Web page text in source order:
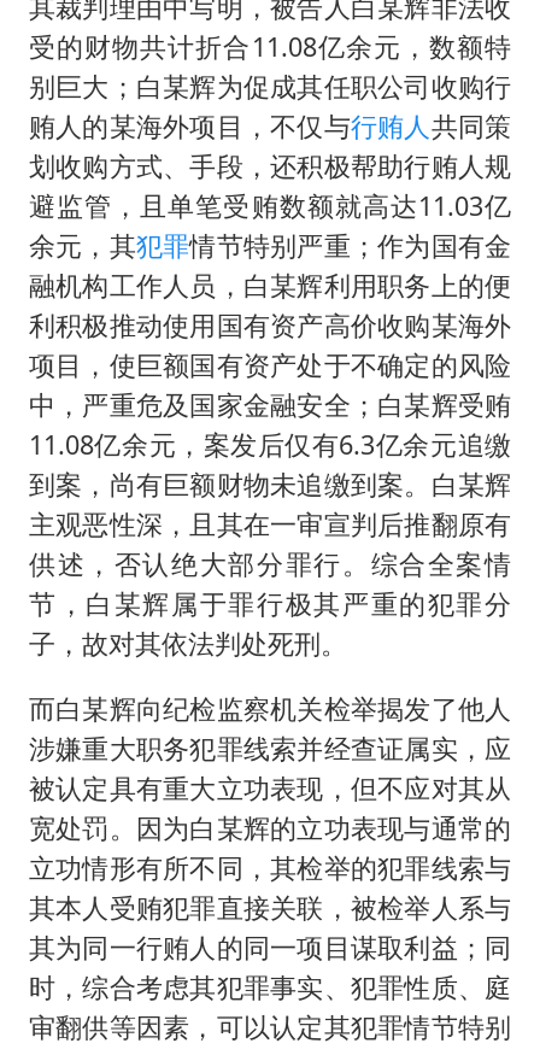
受的财物共计折合11.08亿余元，数额特
别巨大；白某辉为促成其任职公司收购行
贿人的某海外项目，不仅与行贿人共同策
划收购方式、手段，还积极帮助行贿人规
避监管，且单笔受贿数额就高达11.03亿
余元，其犯罪情节特别严重；作为国有金
融机构工作人员，白某辉利用职务上的便
利积极推动使用国有资产高价收购某海外
项目，使巨额国有资产处于不确定的风险
中，严重危及国家金融安全；白某辉受贿
11.08亿余元，案发后仅有6.3亿余元追缴
到案，尚有巨额财物未追缴到案。白某辉
主观恶性深，且其在一审宣判后推翻原有
供述，否认绝大部分罪行。综合全案情
节，白某辉属于罪行极其严重的犯罪分
子，故对其依法判处死刑。
而白某辉向纪检监察机关检举揭发了他人
涉嫌重大职务犯罪线索并经查证属实，应
被认定具有重大立功表现，但不应对其从
宽处罚。因为白某辉的立功表现与通常的
立功情形有所不同，其检举的犯罪线索与
其本人受贿犯罪直接关联，被检举人系与
其为同一行贿人的同一项目谋取利益；同
时，综合考虑其犯罪事实、犯罪性质、庭
审翻供等因素，可以认定其犯罪情节特别